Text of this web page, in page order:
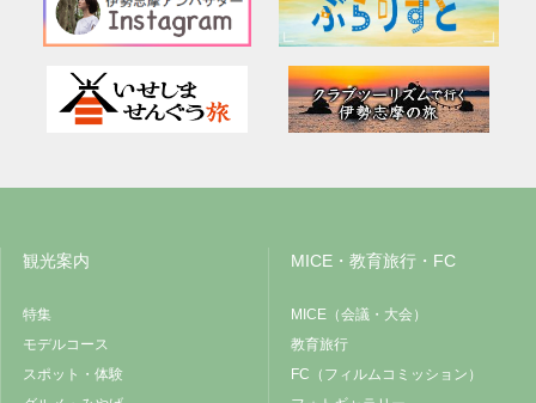
観光案内
特集
モデルコース
スポット・体験
MICE・教育旅行・FC
MICE（会議・大会）
教育旅行
FC（フィルムコミッション）